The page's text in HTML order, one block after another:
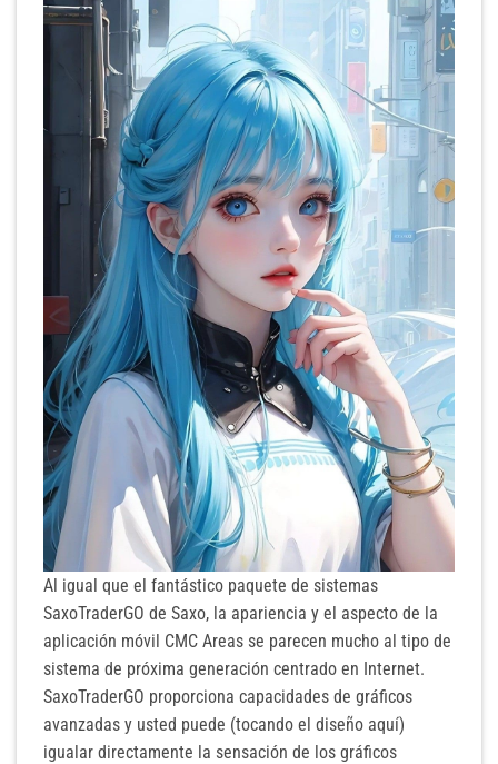
Al igual que el fantástico paquete de sistemas
SaxoTraderGO de Saxo, la apariencia y el aspecto de la
aplicación móvil CMC Areas se parecen mucho al tipo de
sistema de próxima generación centrado en Internet.
SaxoTraderGO proporciona capacidades de gráficos
avanzadas y usted puede (tocando el diseño aquí)
igualar directamente la sensación de los gráficos